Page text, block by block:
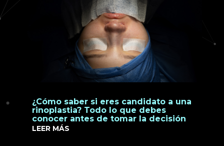
¿Cómo saber si eres candidato a una
rinoplastia? Todo lo que debes
conocer antes de tomar la decisión
LEER MÁS